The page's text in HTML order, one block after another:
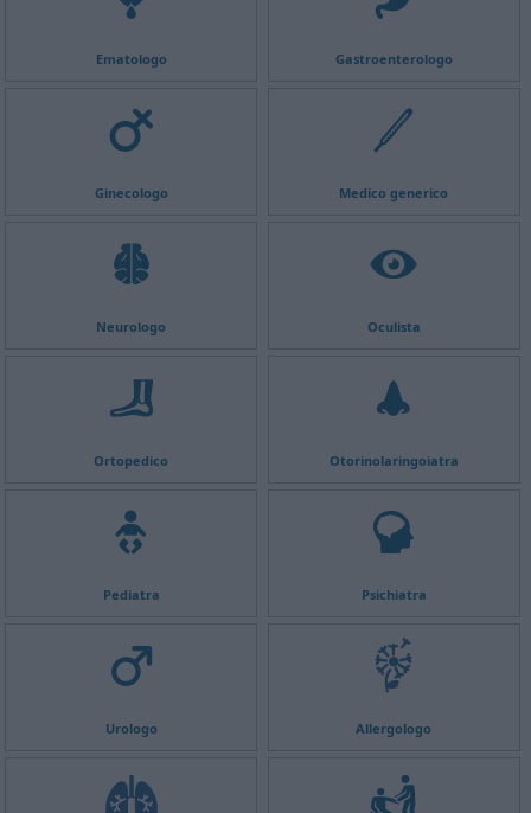
Ematologo Gastroenterologo
Ginecologo Medico generico
Neurologo Oculista
Ortopedico Otorinolaringoiatra
Pediatra Psichiatra
Urologo Allergologo